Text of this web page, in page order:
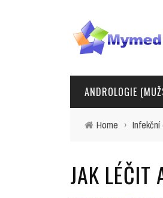
ANDROLOGIE
Home › Infekční
JAK LÉČIT